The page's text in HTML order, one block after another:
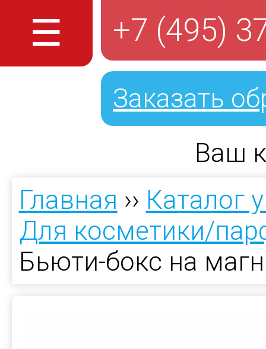
☰ +7 (495)
Заказать
Ваш
Главная ›› Каталог
Для косметики/
Бьюти-бокс на